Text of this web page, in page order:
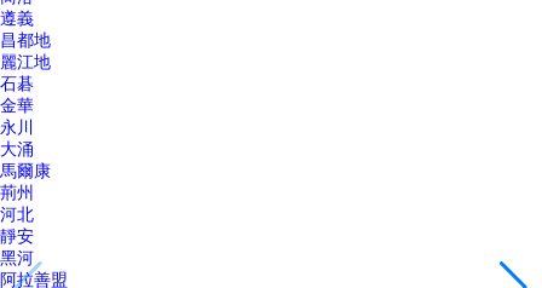
遵義
昌都地
麗江地
石碁
金華
永川
大涌
馬爾康
荊州
河北
靜安
黑河
阿拉善盟